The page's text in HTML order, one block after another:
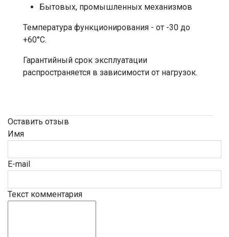
Бытовых, промышленных механизмов
Температура функционирования - от -30 до
+60°С.
Гарантийный срок эксплуатации
распространяется в зависимости от нагрузок.
Оставить отзыв
Имя
E-mail
Текст комментария